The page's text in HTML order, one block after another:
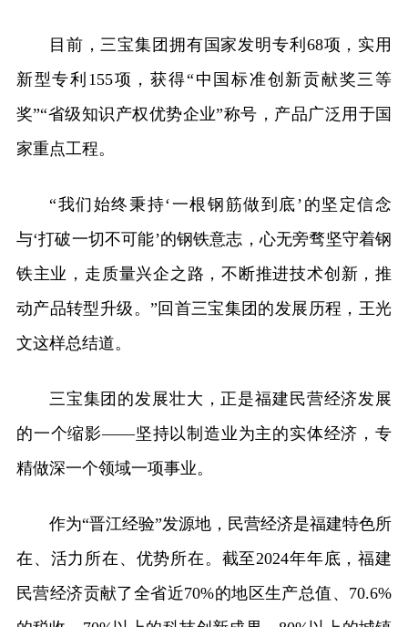
目前，三宝集团拥有国家发明专利68项，实用
新型专利155项，获得“中国标准创新贡献奖三等
奖”“省级知识产权优势企业”称号，产品广泛用于国
家重点工程。
“我们始终秉持‘一根钢筋做到底’的坚定信念
与‘打破一切不可能’的钢铁意志，心无旁骛坚守着钢
铁主业，走质量兴企之路，不断推进技术创新，推
动产品转型升级。”回首三宝集团的发展历程，王光
文这样总结道。
三宝集团的发展壮大，正是福建民营经济发展
的一个缩影——坚持以制造业为主的实体经济，专
精做深一个领域一项事业。
作为“晋江经验”发源地，民营经济是福建特色所
在、活力所在、优势所在。截至2024年年底，福建
民营经济贡献了全省近70%的地区生产总值、70.6%